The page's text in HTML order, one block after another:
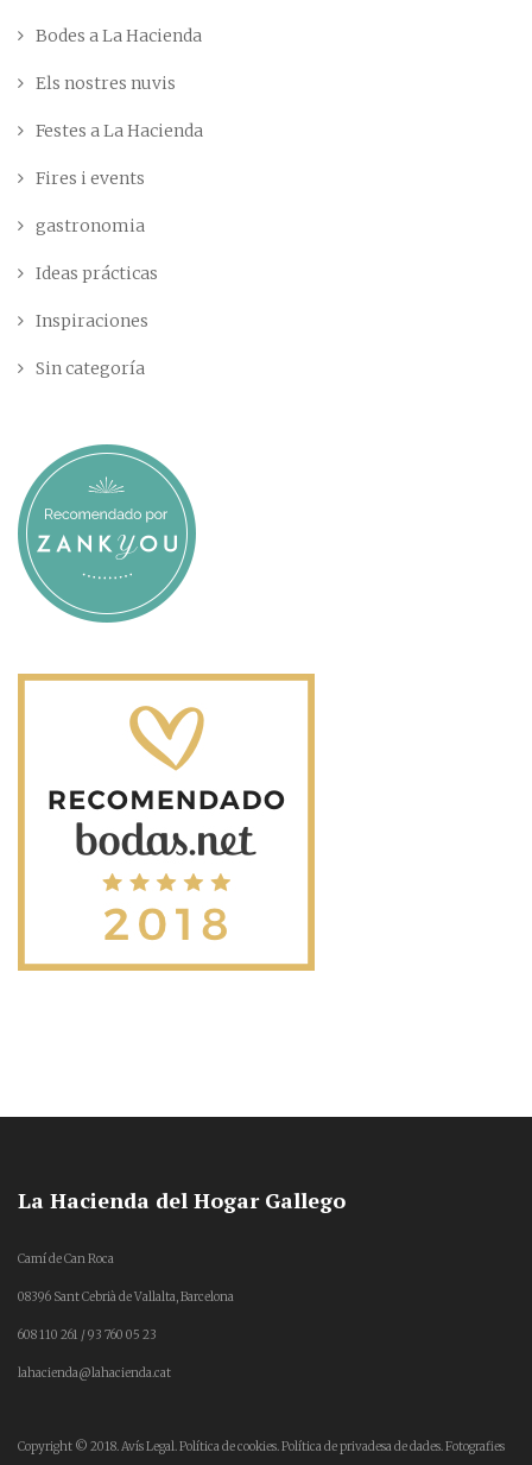
Bodes a La Hacienda
Els nostres nuvis
Festes a La Hacienda
Fires i events
gastronomia
Ideas prácticas
Inspiraciones
Sin categoría
La Hacienda del Hogar Gallego
Camí de Can Roca
08396 Sant Cebrià de Vallalta, Barcelona
608 110 261 / 93 760 05 23
lahacienda@lahacienda.cat
Copyright © 2018.Avís Legal.Política de cookies.Política de privadesa de dades.Fotografies